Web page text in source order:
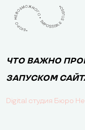
ЧТО ВАЖНО
ЗАПУСКОМ
Digital студия Бюро